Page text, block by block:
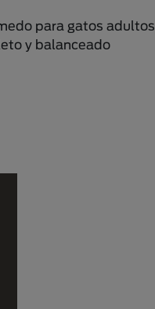
para gatos adultos
y balanceado